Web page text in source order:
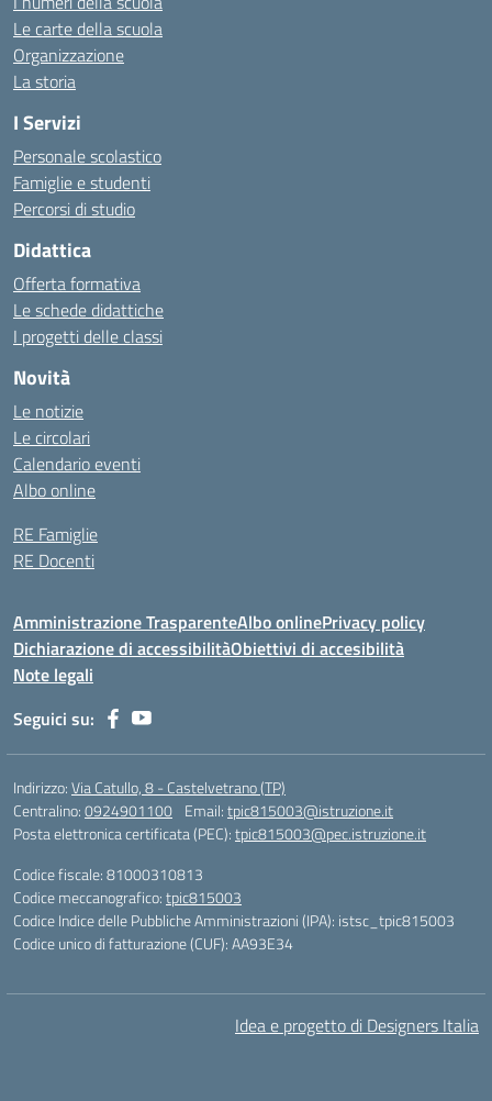
Le carte della scuola
Organizzazione
La storia
I Servizi
Personale scolastico
Famiglie e studenti
Percorsi di studio
Didattica
Offerta formativa
Le schede didattiche
I progetti delle classi
Novità
Le notizie
Le circolari
Calendario eventi
Albo online
RE Famiglie
RE Docenti
Amministrazione TrasparenteAlbo onlinePrivacy policy
Dichiarazione di accessibilitàObiettivi di accesibilità
Note legali
Seguici su:
Indirizzo:Via Catullo, 8 - Castelvetrano (TP)
Centralino:0924901100 Email:tpic815003@istruzione.it
Posta elettronica certificata (PEC):tpic815003@pec.istruzione.it
Codice fiscale: 81000310813
Codice meccanografico:tpic815003
Codice Indice delle Pubbliche Amministrazioni (IPA): istsc_tpic815003
Codice unico di fatturazione (CUF): AA93E34
Idea e progetto di Designers Italia